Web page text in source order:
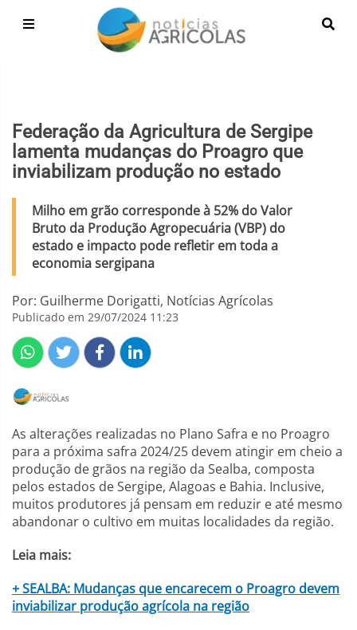
Federação da Agricultura de Sergipe
lamenta mudanças do Proagro que
inviabilizam produção no estado
Milho em grão corresponde à 52% do Valor
Bruto da Produção Agropecuária (VBP) do
estado e impacto pode refletir em toda a
economia sergipana
Por: Guilherme Dorigatti, Notícias Agrícolas
Publicado em 29/07/2024 11:23
As alterações realizadas no Plano Safra e no Proagro
para a próxima safra 2024/25 devem atingir em cheio a
produção de grãos na região da Sealba, composta
pelos estados de Sergipe, Alagoas e Bahia. Inclusive,
muitos produtores já pensam em reduzir e até mesmo
abandonar o cultivo em muitas localidades da região.
Leia mais:
+ SEALBA: Mudanças que encarecem o Proagro devem
inviabilizar produção agrícola na região